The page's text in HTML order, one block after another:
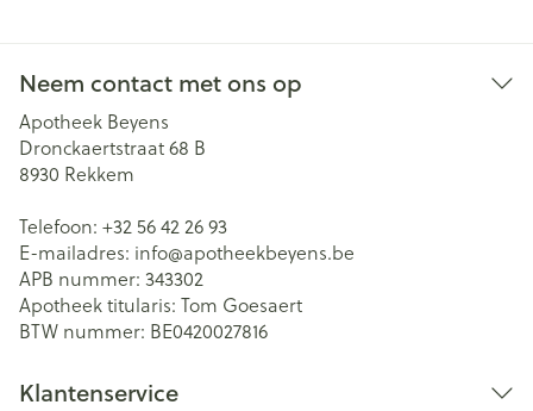
Neem contact met ons op
Apotheek Beyens
Dronckaertstraat 68 B
8930 Rekkem
Telefoon: +32 56 42 26 93
E-mailadres: info@apotheekbeyens.be
APB nummer: 343302
Apotheek titularis: Tom Goesaert
BTW nummer: BE0420027816
Klantenservice